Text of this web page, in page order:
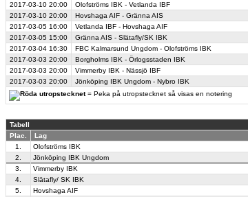
= Peka på utropstecknet så visas en notering
2017-03-10 20:00 Olofströms IBK - Vetlanda IBF
2017-03-10 20:00 Hovshaga AIF - Gränna AIS
2017-03-05 16:00 Vetlanda IBF - Hovshaga AIF
2017-03-05 15:00 Gränna AIS - Slätafly/SK IBK
2017-03-04 16:30 FBC Kalmarsund Ungdom - Olofströms IBK
2017-03-03 20:00 Borgholms IBK - Örlogsstaden IBK
2017-03-03 20:00 Vimmerby IBK - Nässjö IBF
2017-03-03 20:00 Jönköping IBK Ungdom - Nybro IBK
Tabell
Plac.
Lag
1. Olofströms IBK
2.
Jönköping IBK Ungdom
3.
Vimmerby IBK
4.
Slätafly/ SK IBK
5.
Hovshaga AIF